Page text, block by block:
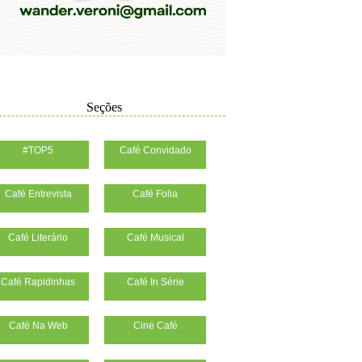
Seções
#TOP5 Café Convidado
Café Entrevista Café Folia
Café Literário Café Musical
Café Rapidinhas Café In Série
Café Na Web Cine Café